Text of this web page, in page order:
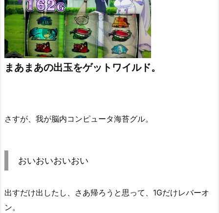
まあまあの出玉をゲットワイルド。
さすが、我が脳内コンピュータ海苔グル。
おいおいおいおい
出すだけ出したし、さあ帰ろうと思って、1Gだけレバーオ
ン。